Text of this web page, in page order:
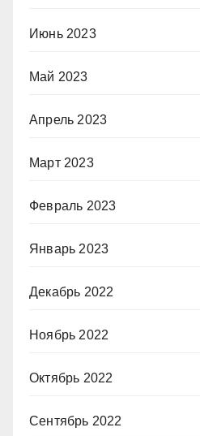
Июнь 2023
Май 2023
Апрель 2023
Март 2023
Февраль 2023
Январь 2023
Декабрь 2022
Ноябрь 2022
Октябрь 2022
Сентябрь 2022